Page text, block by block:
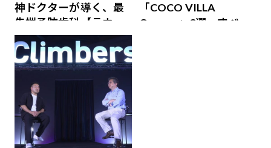
神ドクターが導く、最
先端予防歯科【ラウン
ジ会員特典あり】
「COCO VILLA
Owners」3選。すべて